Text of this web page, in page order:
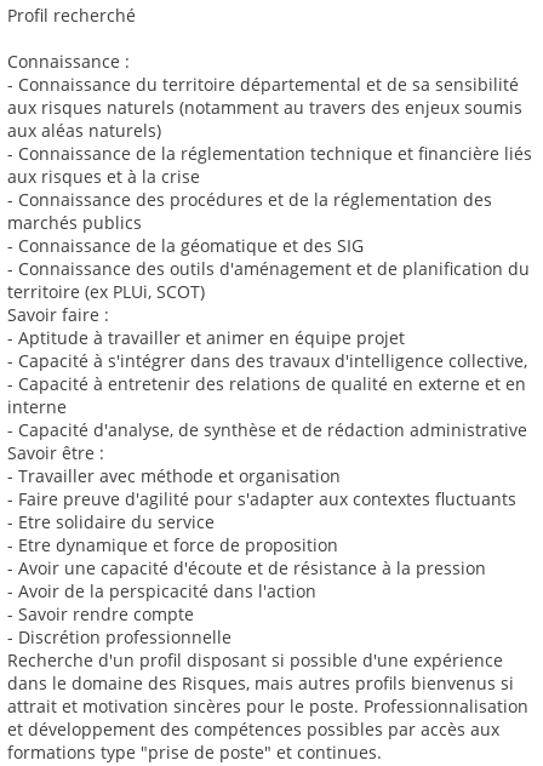
Profil recherché
Connaissance :
- Connaissance du territoire départemental et de sa sensibilité
aux risques naturels (notamment au travers des enjeux soumis
aux aléas naturels)
- Connaissance de la réglementation technique et financière liés
aux risques et à la crise
- Connaissance des procédures et de la réglementation des
marchés publics
- Connaissance de la géomatique et des SIG
- Connaissance des outils d'aménagement et de planification du
territoire (ex PLUi, SCOT)
Savoir faire :
- Aptitude à travailler et animer en équipe projet
- Capacité à s'intégrer dans des travaux d'intelligence collective,
- Capacité à entretenir des relations de qualité en externe et en
interne
- Capacité d'analyse, de synthèse et de rédaction administrative
Savoir être :
- Travailler avec méthode et organisation
- Faire preuve d'agilité pour s'adapter aux contextes fluctuants
- Etre solidaire du service
- Etre dynamique et force de proposition
- Avoir une capacité d'écoute et de résistance à la pression
- Avoir de la perspicacité dans l'action
- Savoir rendre compte
- Discrétion professionnelle
Recherche d'un profil disposant si possible d'une expérience
dans le domaine des Risques, mais autres profils bienvenus si
attrait et motivation sincères pour le poste. Professionnalisation
et développement des compétences possibles par accès aux
formations type "prise de poste" et continues.